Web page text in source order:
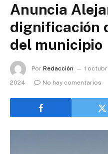
Anuncia
dignificación
del municipio
Por Redacción 1
2024
No hay comentarios